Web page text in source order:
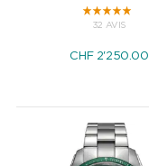
32 AVIS
CHF2'250.00